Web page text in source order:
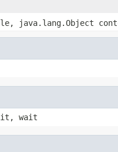
java.lang.Object
wait